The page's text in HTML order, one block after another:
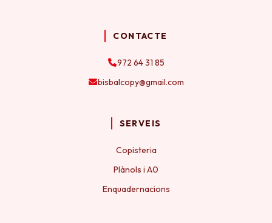
CONTACTE
972 64 31 85
bisbalcopy@gmail.com
SERVEIS
Copisteria
Plànols i A0
Enquadernacions